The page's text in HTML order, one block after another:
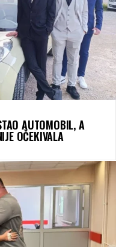
AUTOMOBIL, A
OČEKIVALA